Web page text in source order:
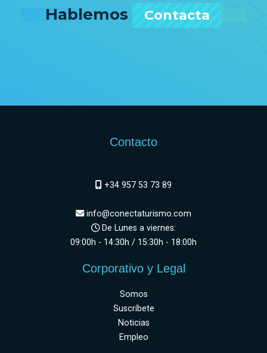
Hablemos Contacta
Contacto
+34 957 53 73 89
info@conectaturismo.com
De Lunes a viernes:
09:00h - 14:30h / 15:30h - 18:00h
Corporativo y Legal
Somos
Suscríbete
Noticias
Empleo